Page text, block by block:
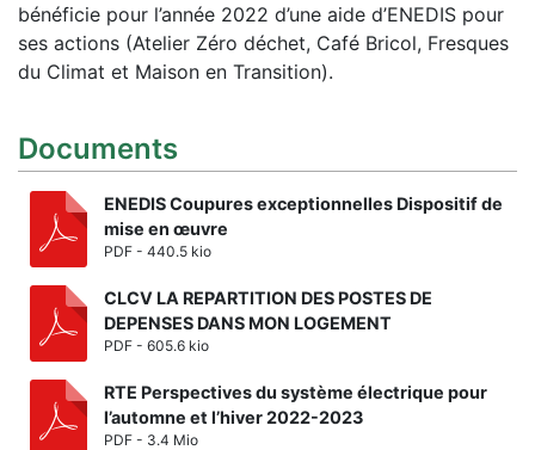
bénéficie pour l’année 2022 d’une aide d’ENEDIS pour
ses actions (Atelier Zéro déchet, Café Bricol, Fresques
du Climat et Maison en Transition).
Documents
ENEDIS Coupures exceptionnelles Dispositif de
mise en œuvre
PDF - 440.5 kio
CLCV LA REPARTITION DES POSTES DE
DEPENSES DANS MON LOGEMENT
PDF - 605.6 kio
RTE Perspectives du système électrique pour
l’automne et l’hiver 2022-2023
PDF - 3.4 Mio